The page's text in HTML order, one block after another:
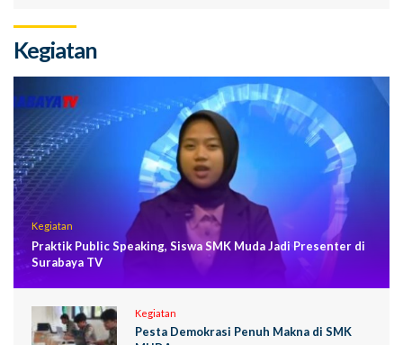
Kegiatan
Kegiatan
Praktik Public Speaking, Siswa SMK Muda Jadi Presenter di
Surabaya TV
Kegiatan
Pesta Demokrasi Penuh Makna di SMK